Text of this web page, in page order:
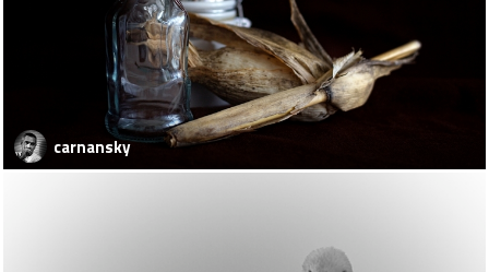
carnansky